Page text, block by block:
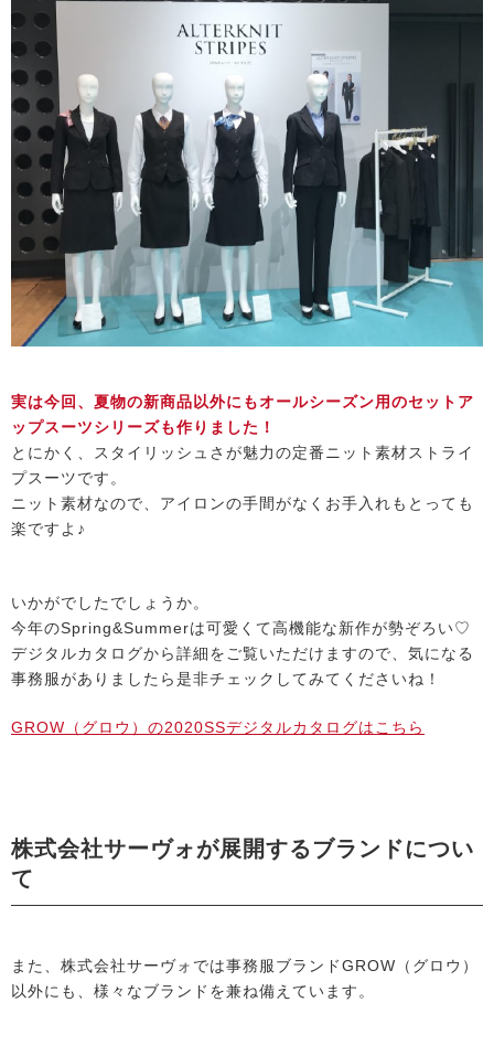
実は今回、夏物の新商品以外にもオールシーズン用のセットア
ップスーツシリーズも作りました！
とにかく、スタイリッシュさが魅力の定番ニット素材ストライ
プスーツです。
ニット素材なので、アイロンの手間がなくお手入れもとっても
楽ですよ♪
いかがでしたでしょうか。
今年のSpring&Summerは可愛くて高機能な新作が勢ぞろい♡
デジタルカタログから詳細をご覧いただけますので、気になる
事務服がありましたら是非チェックしてみてくださいね！
GROW（グロウ）の2020SSデジタルカタログはこちら
株式会社サーヴォが展開するブランドについ
て
また、株式会社サーヴォでは事務服ブランドGROW（グロウ）
以外にも、様々なブランドを兼ね備えています。